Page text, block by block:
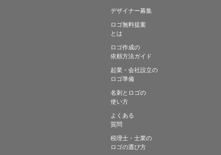
デザイナー募集
ロゴ無料提案
とは
ロゴ作成の
依頼方法ガイド
起業・会社設立の
ロゴ準備
名刺とロゴの
使い方
よくある
質問
税理士・士業の
ロゴの選び方